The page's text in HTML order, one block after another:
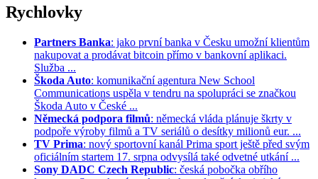
Rychlovky
Partners Banka: jako první banka v Česku umožní klientům
nakupovat a prodávat bitcoin přímo v bankovní aplikaci.
Služba ...
Škoda Auto: komunikační agentura New School
Communications uspěla v tendru na spolupráci se značkou
Škoda Auto v České ...
Německá podpora filmů: německá vláda plánuje škrty v
podpoře výroby filmů a TV seriálů o desítky milionů eur. ...
TV Prima: nový sportovní kanál Prima sport ještě před svým
oficiálním startem 17. srpna odvysílá také odvetné utkání ...
Sony DADC Czech Republic: česká pobočka obřího